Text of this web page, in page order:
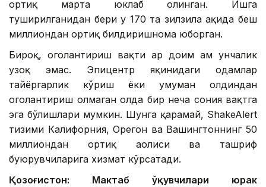
ортиқ марта юклаб олинган. Ишга
туширилганидан бери у 170 та зилзила ҳақида беш
миллиондан ортиқ билдиришнома юборган.
Бироқ, огоҳлантириш вақти ҳар доим ҳам унчалик
узоқ эмас. Эпицентр яқинидаги одамлар
тайёргарлик кўриш ёки умуман олдиндан
огоҳлантириш олмаган ҳолда бир неча сония вақтга
эга бўлишлари мумкин. Шунга қарамай, ShakeAlert
тизими Калифорния, Орегон ва Вашингтоннинг 50
миллиондан ортиқ аҳолиси ва ташриф
буюрувчиларига хизмат кўрсатади.
Қозоғистон: Мактаб ўқувчилари юрак